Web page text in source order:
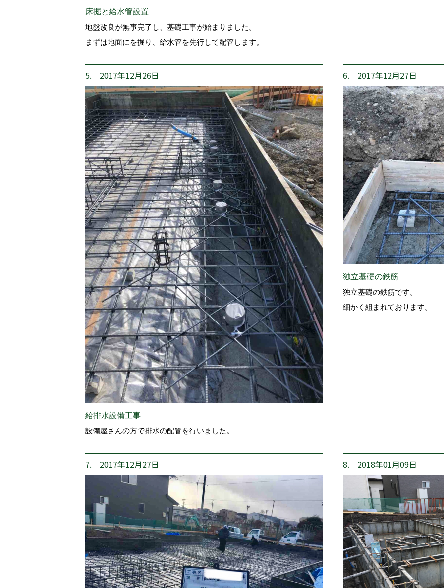
床掘と給水管設置
地盤改良が無事完了し、基礎工事が始まりました。
まずは地面にを掘り、給水管を先行して配管します。
5. 2017年12月26日
給排水設備工事
設備屋さんの方で排水の配管を行いました。
6. 2017年12月27日
独立基礎の鉄筋
独立基礎の鉄筋です。
細かく組まれております。
7. 2017年12月27日 8. 2018年01月09日